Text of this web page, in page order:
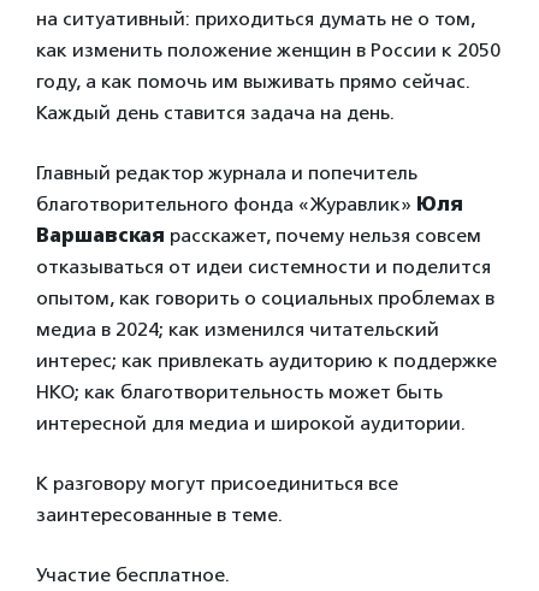
на ситуативный: приходиться думать не о том,
как изменить положение женщин в России к 2050
году, а как помочь им выживать прямо сейчас.
Каждый день ставится задача на день.
Главный редактор журнала и попечитель
благотворительного фонда «Журавлик» Юля
Варшавская расскажет, почему нельзя совсем
отказываться от идеи системности и поделится
опытом, как говорить о социальных проблемах в
медиа в 2024; как изменился читательский
интерес; как привлекать аудиторию к поддержке
НКО; как благотворительность может быть
интересной для медиа и широкой аудитории.
К разговору могут присоединиться все
заинтересованные в теме.
Участие бесплатное.